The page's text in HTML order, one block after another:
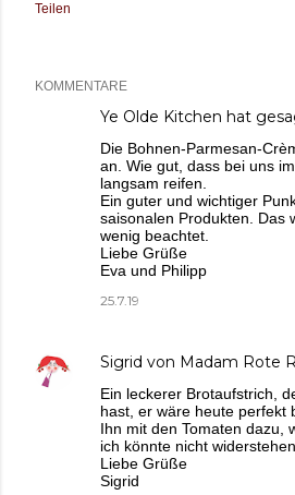
Teilen
KOMMENTARE
Ye Olde Kitchen hat
Die Bohnen-Parmesan-
an. Wie gut, dass bei uns
langsam reifen.
Ein guter und wichtiger
saisonalen Produkten. Das
wenig beachtet.
Liebe Grüße
Eva und Philipp
25.7.19
Sigrid von Madam Rote
Ein leckerer Brotaufstrich,
hast, er wäre heute perfekt
Ihn mit den Tomaten dazu,
ich könnte nicht widerstehen.
Liebe Grüße
Sigrid